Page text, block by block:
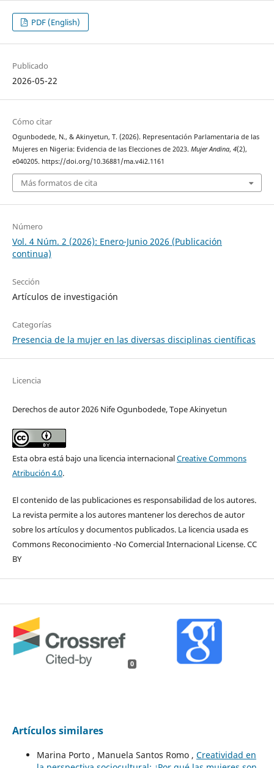
PDF (English)
Publicado
2026-05-22
Cómo citar
Ogunbodede, N., & Akinyetun, T. (2026). Representación Parlamentaria de las
Mujeres en Nigeria: Evidencia de las Elecciones de 2023. Mujer Andina, 4(2),
e040205. https://doi.org/10.36881/ma.v4i2.1161
Más formatos de cita
Número
Vol. 4 Núm. 2 (2026): Enero-Junio 2026 (Publicación
continua)
Sección
Artículos de investigación
Categorías
Presencia de la mujer en las diversas disciplinas científicas
Licencia
Derechos de autor 2026 Nife Ogunbodede, Tope Akinyetun
Esta obra está bajo una licencia internacionalCreative Commons
Atribución 4.0.
El contenido de las publicaciones es responsabilidad de los autores.
La revista permite a los autores mantener los derechos de autor
sobre los artículos y documentos publicados. La licencia usada es
Commons Reconocimiento -No Comercial Internacional License. CC
BY
0
Artículos similares
Marina Porto , Manuela Santos Romo , Creatividad en